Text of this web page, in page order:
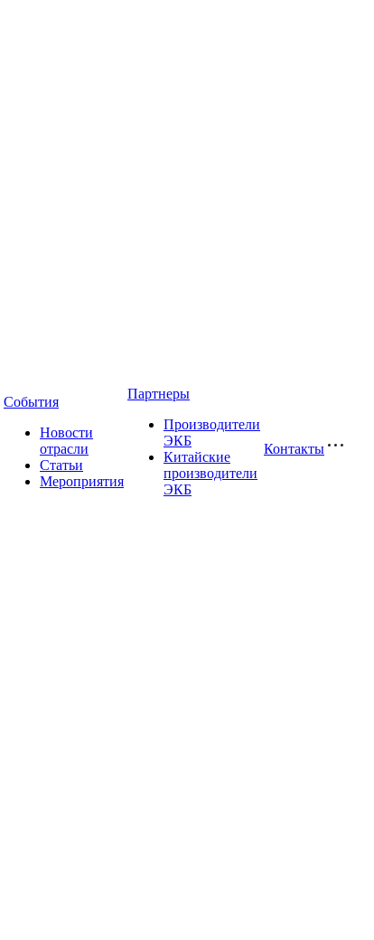
События
Новости
отрасли
Статьи
Мероприятия
Партнеры
Производители
ЭКБ
Китайские
производители
ЭКБ
Контакты